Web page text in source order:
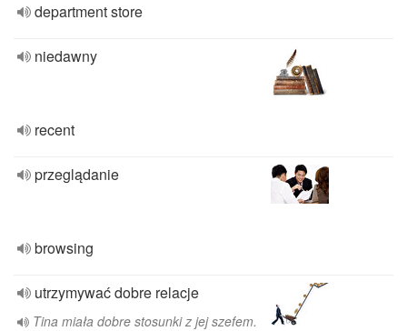
department store
niedawny
recent
przeglądanie
browsing
utrzymywać dobre relacje
Tina miała dobre stosunki z jej szefem.